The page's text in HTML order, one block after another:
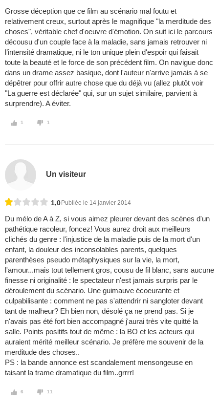
Grosse déception que ce film au scénario mal foutu et
relativement creux, surtout après le magnifique "la merditude des
choses", véritable chef d'oeuvre d'émotion. On suit ici le parcours
décousu d'un couple face à la maladie, sans jamais retrouver ni
l’intensité dramatique, ni le ton unique plein d'espoir qui faisait
toute la beauté et le force de son précédent film. On navigue donc
dans un drame assez basique, dont l'auteur n'arrive jamais à se
dépêtrer pour offrir autre chose que du déjà vu (allez plutôt voir
"La guerre est déclarée" qui, sur un sujet similaire, parvient à
surprendre). A éviter.
1 1
Un visiteur
1,0 Publiée le 14 janvier 2014
Du mélo de A à Z, si vous aimez pleurer devant des scènes d'un
pathétique racoleur, foncez! Vous aurez droit aux meilleurs
clichés du genre : l'injustice de la maladie puis de la mort d'un
enfant, la douleur des inconsolables parents, quelques
parenthèses pseudo métaphysiques sur la vie, la mort,
l'amour...mais tout tellement gros, cousu de fil blanc, sans aucune
finesse ni originalité : le spectateur n'est jamais surpris par le
déroulement du scénario. Une guimauve écoeurante et
culpabilisante : comment ne pas s'attendrir ni sangloter devant
tant de malheur? Eh bien non, désolé ça ne prend pas. Si je
n'avais pas été fort bien accompagné j'aurai très vite quitté la
salle. Points positifs tout de même : la BO et les acteurs qui
auraient mérité meilleur scénario. Je préfère me souvenir de la
merditude des choses..
PS : la bande annonce est scandalement mensongeuse en
taisant la trame dramatique du film..grrrr!
6 11